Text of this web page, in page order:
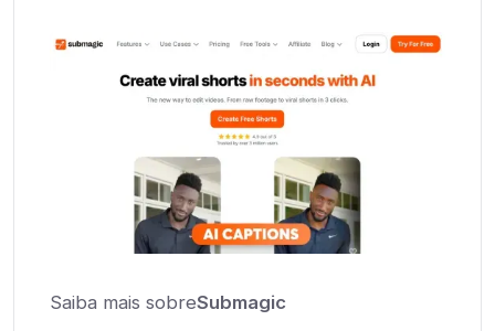
Saiba mais sobreSubmagic